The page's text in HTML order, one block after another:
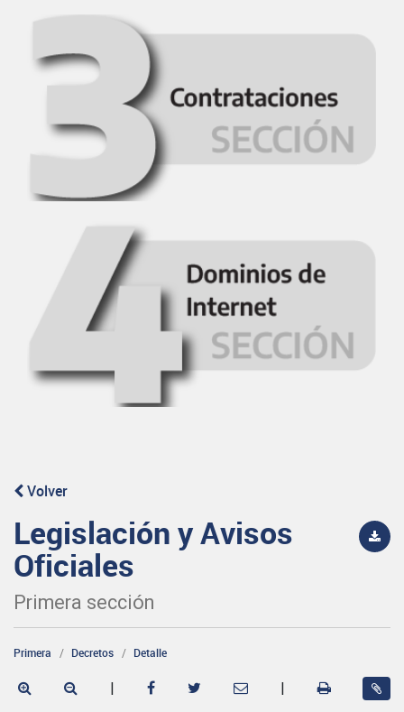
Volver
Legislación y Avisos
Oficiales
Primera sección
Primera Decretos Detalle
| |